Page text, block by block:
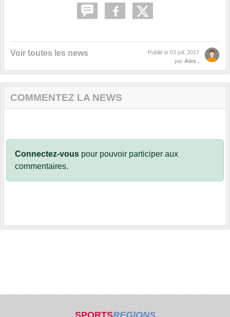
Voir toutes les news Publié le 03 juil. 2017
par Alex .
COMMENTEZ LA NEWS
Connectez-vous pour pouvoir participer aux
commentaires.
SPORTSREGIONS